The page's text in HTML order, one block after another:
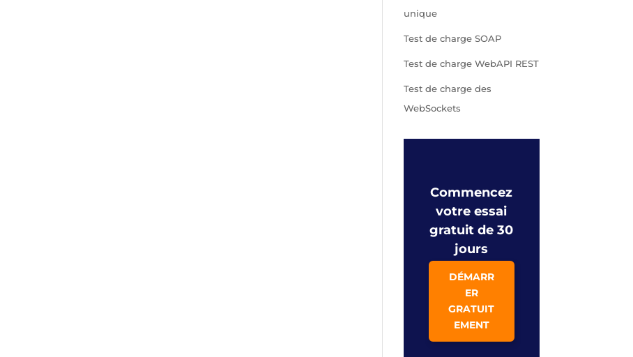
unique
Test de charge SOAP
Test de charge WebAPI REST
Test de charge des
WebSockets
Commencez
votre essai
gratuit de 30
jours
DÉMARR
ER
GRATUIT
EMENT